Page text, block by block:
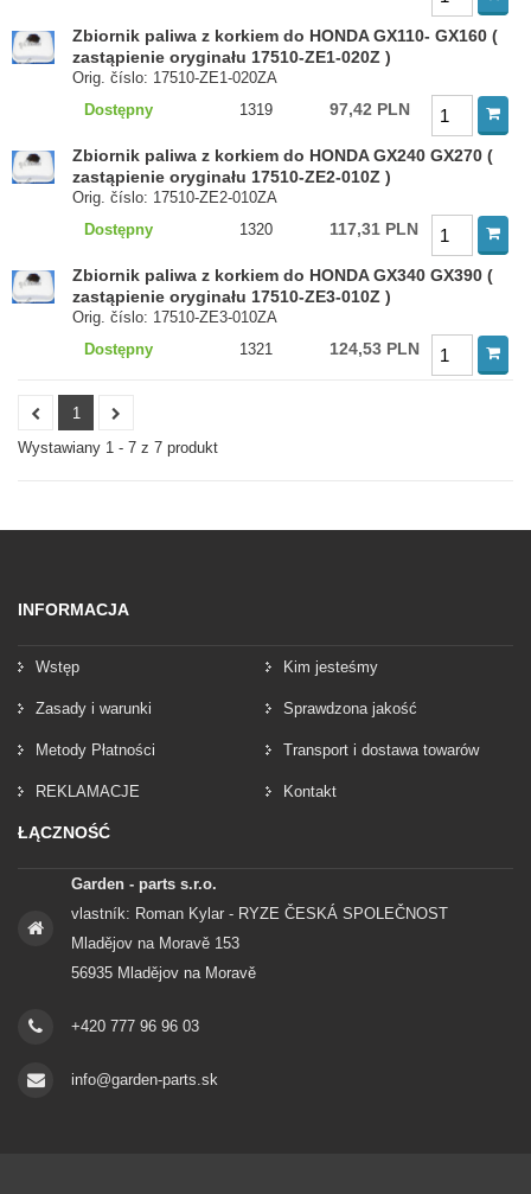
Zbiornik paliwa z korkiem do HONDA GX110- GX160 (
zastąpienie oryginału 17510-ZE1-020Z )
Orig. číslo: 17510-ZE1-020ZA
Dostępny
1319 97,42 PLN
Zbiornik paliwa z korkiem do HONDA GX240 GX270 (
zastąpienie oryginału 17510-ZE2-010Z )
Orig. číslo: 17510-ZE2-010ZA
Dostępny
1320 117,31 PLN
Zbiornik paliwa z korkiem do HONDA GX340 GX390 (
zastąpienie oryginału 17510-ZE3-010Z )
Orig. číslo: 17510-ZE3-010ZA
Dostępny
1321 124,53 PLN
1
Wystawiany 1 - 7 z 7 produkt
INFORMACJA
Wstęp Kim jesteśmy
Zasady i warunki Sprawdzona jakość
Metody Płatności Transport i dostawa towarów
REKLAMACJE Kontakt
ŁĄCZNOŚĆ
Garden - parts s.r.o.
vlastník: Roman Kylar - RYZE ČESKÁ SPOLEČNOST
Mladějov na Moravě 153
56935 Mladějov na Moravě
+420 777 96 96 03
info@garden-parts.sk